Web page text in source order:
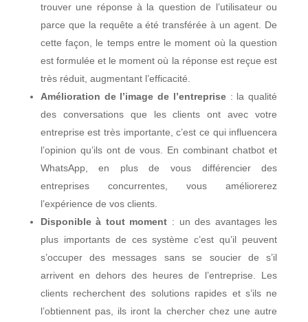
trouver une réponse à la question de l’utilisateur ou
parce que la requête a été transférée à un agent. De
cette façon, le temps entre le moment où la question
est formulée et le moment où la réponse est reçue est
très réduit, augmentant l’efficacité.
Amélioration de l’image de l’entreprise : la qualité
des conversations que les clients ont avec votre
entreprise est très importante, c’est ce qui influencera
l’opinion qu’ils ont de vous. En combinant chatbot et
WhatsApp, en plus de vous différencier des
entreprises concurrentes, vous améliorerez
l’expérience de vos clients.
Disponible à tout moment : un des avantages les
plus importants de ces système c’est qu’il peuvent
s’occuper des messages sans se soucier de s’il
arrivent en dehors des heures de l’entreprise. Les
clients recherchent des solutions rapides et s’ils ne
l’obtiennent pas, ils iront la chercher chez une autre